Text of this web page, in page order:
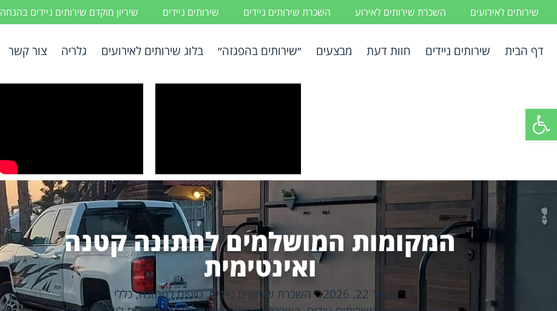
פתח סרגל נגישות
שירותים לאירועים השכרת שירותים לאירוע השכרת שירותים ניידים שירותים ניידים שיריון מוקדם שירותים ניידים בהנחה
דף הבית שירותים ניידים חוות דעת מבצעים ״שירותים בהפגזה״ בלוג שירותים לאירועים גלריה צור קשר
המקומות המושלמים לחתונה קטנה
ואינטימית
ינואר 22, 2026 השכרת שירותים ניידים,טיפים לחתונה,כללי